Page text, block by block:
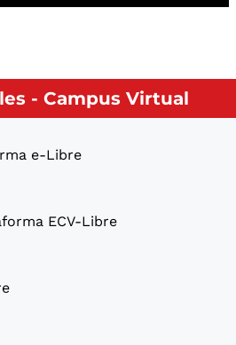
- Campus Virtual
e-Libre
ECV-Libre